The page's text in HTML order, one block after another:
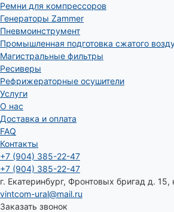
Ремни для компрессоров
Генераторы Zammer
Пневмоинструмент
Промышленная подготовка сжатого
Магистральные фильтры
Ресиверы
Рефрижераторные осушители
Услуги
О нас
Доставка и оплата
FAQ
Контакты
+7 (904) 385-22-47
+7 (904) 385-22-47
г. Екатеринбург, Фронтовых бригад д.
vintcom-ural@mail.ru
Заказать звонок